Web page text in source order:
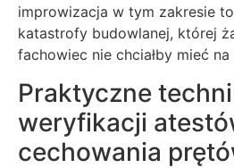
improwizacja w tym zakresie
katastrofy budowlanej, której
fachowiec nie chciałby mieć na
Praktyczne
weryfikacji
cechowania